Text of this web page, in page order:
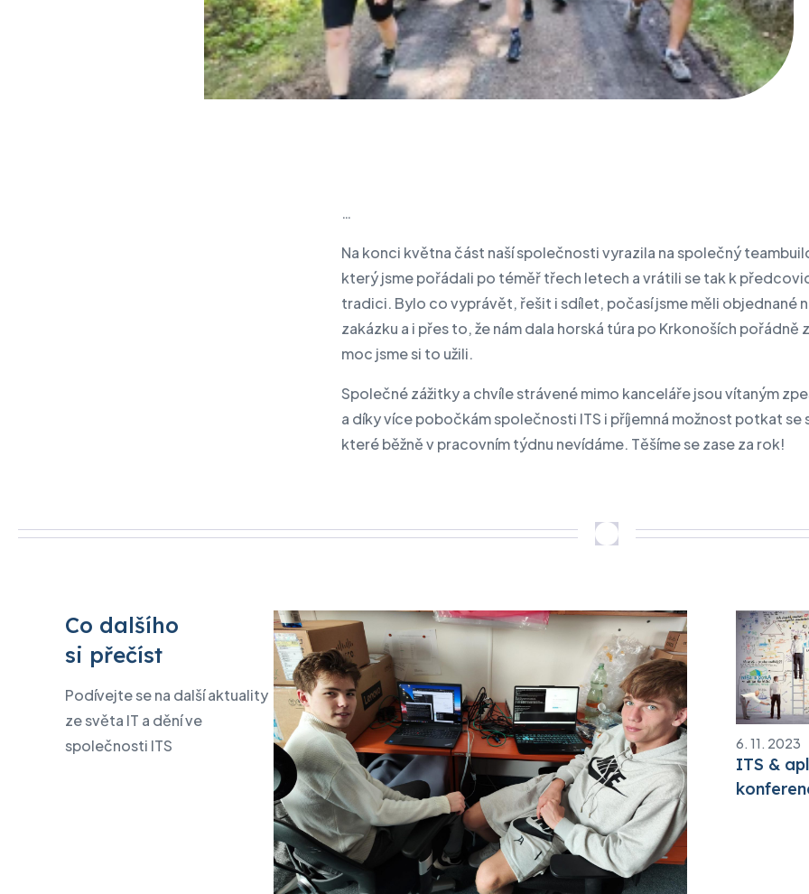
Audit IT a kybernetické
…
Na konci května část naší společnosti vyrazila na společný
který jsme pořádali po téměř třech letech a vrátili se tak k
tradici. Bylo co vyprávět, řešit i sdílet, počasí jsme měli objednané
zakázku a i přes to, že nám dala horská túra po Krkonoších pořádně
moc jsme si to užili.
Společné zážitky a chvíle strávené mimo kanceláře jsou vítaným
a díky více pobočkám společnosti ITS i příjemná možnost potkat se
které běžně v pracovním týdnu nevídáme. Těšíme se zase za rok!
Co dalšího
si přečíst
Podívejte se na další aktuality
ze světa IT a dění ve
společnosti ITS
6. 11. 2023
ITS &